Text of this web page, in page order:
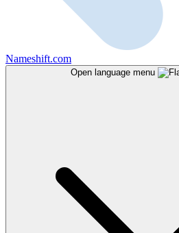
Nameshift.com
Open language menu